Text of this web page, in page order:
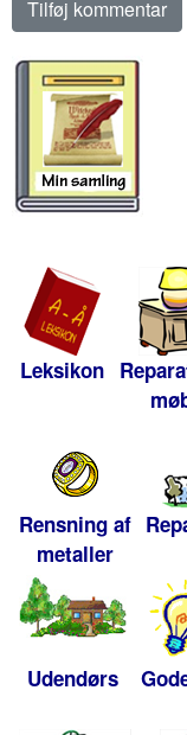
Leksikon
Rensning af
metaller
Udendørs